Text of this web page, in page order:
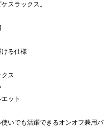
スラックス。
る仕様
ス
ット
いでも活躍できるオンオフ兼用パ